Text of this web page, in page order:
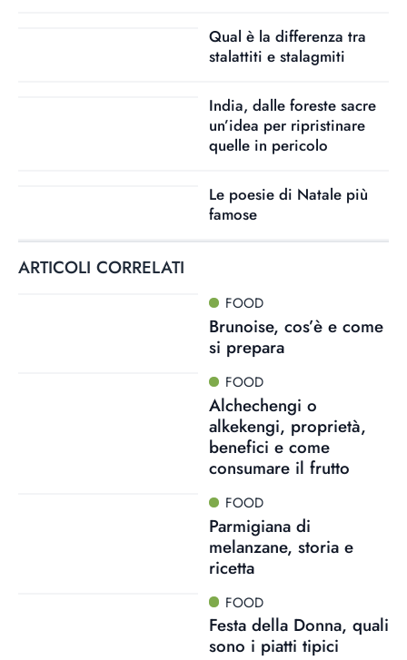
Qual è la differenza tra
stalattiti e stalagmiti
India, dalle foreste sacre
un’idea per ripristinare
quelle in pericolo
Le poesie di Natale più
famose
ARTICOLI CORRELATI
FOOD
Brunoise, cos’è e come
si prepara
FOOD
Alchechengi o
alkekengi, proprietà,
benefici e come
consumare il frutto
FOOD
Parmigiana di
melanzane, storia e
ricetta
FOOD
Festa della Donna, quali
sono i piatti tipici